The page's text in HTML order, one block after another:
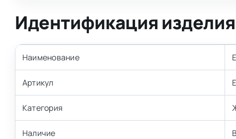
Идентификация изделия
Наименование
Артикул
Категория
Наличие